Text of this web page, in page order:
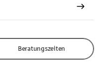
Beratungszeiten